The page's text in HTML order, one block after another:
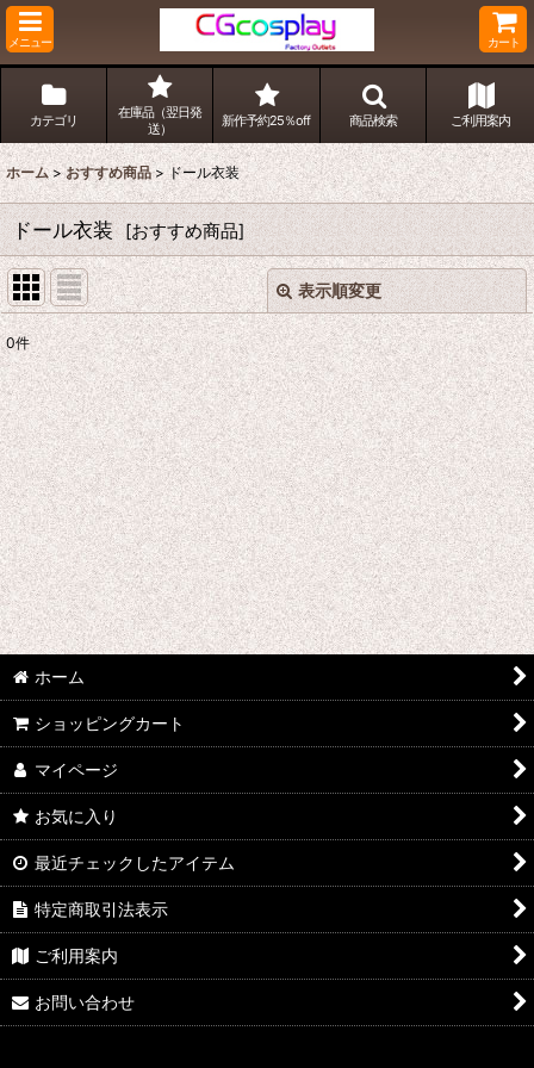
メニュー カート
カテゴリ
在庫品（翌日発
送）
新作予約25％off 商品検索 ご利用案内
ホーム > おすすめ商品 > ドール衣装
ドール衣装 [おすすめ商品]
表示順変更
表示数:
並び順:
絞り込む
閉じる
0件
ホーム
ショッピングカート
マイページ
お気に入り
最近チェックしたアイテム
特定商取引法表示
ご利用案内
お問い合わせ